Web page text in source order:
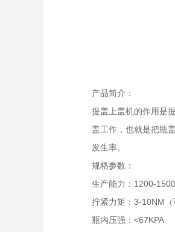
产品简介：
提盖上盖机的作用是
盖工作，也就是把瓶
发生率。
规格参数：
生产能力：1200-
拧紧力矩：3-10NM（
瓶内压强：<67KPA